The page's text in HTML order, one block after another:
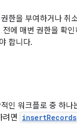
한을 부여하거나 취
전에 매번 권한을 확
합니다.
인 워크플로 중 하나
려면
insertRecords